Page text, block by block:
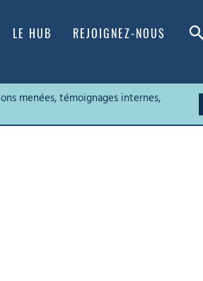
LE HUB REJOIGNEZ-NOUS
menées, témoignages internes,